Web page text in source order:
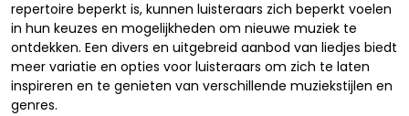
repertoire beperkt is, kunnen luisteraars zich beperkt voelen
in hun keuzes en mogelijkheden om nieuwe muziek te
ontdekken. Een divers en uitgebreid aanbod van liedjes biedt
meer variatie en opties voor luisteraars om zich te laten
inspireren en te genieten van verschillende muziekstijlen en
genres.